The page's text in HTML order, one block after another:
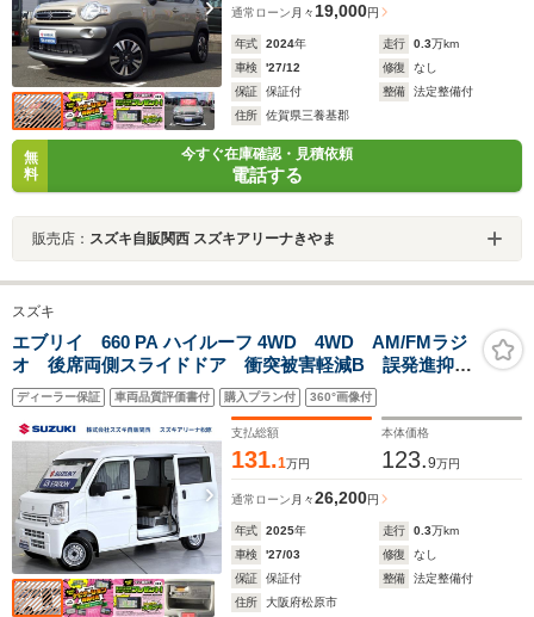
通常ローン 月々19,000円
年式 2024年 走行 0.3万km
車検
'27/12 修復
なし
保証
保証付 整備
法定整備付
住所
佐賀県三養基郡
無
料
今すぐ在庫確認・見積依頼
電話する
販売店： スズキ自販関西 スズキアリーナきやま
スズキ
エブリイ 660 PA ハイルーフ 4WD 4WD AM/FMラジ
オ 後席両側スライドドア 衝突被害軽減B 誤発進抑制
機能 フロアマット マッドフラップ スペアタイヤ
アイドリングストップ 車線逸脱警報機能 スモークガ
ラス マニュアルエアコン
ディーラー保証 車両品質評価書付 購入プラン付 360°画像付
支払総額
131.1万円
本体価格
123.9万円
通常ローン 月々26,200円
年式 2025年 走行 0.3万km
車検
'27/03 修復
なし
保証
保証付 整備
法定整備付
住所
大阪府松原市